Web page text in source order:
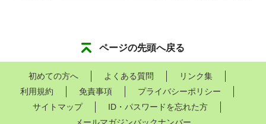
ページの先頭へ戻る
初めての方へ よくある質問
リンク集
利用規約
免責事項
プライバシーポリシー
サイトマップ
ID・パスワードを忘れた方
メールマガジンバックナンバー